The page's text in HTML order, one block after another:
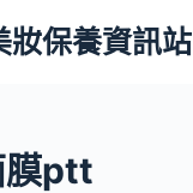
保養資訊站
膜ptt